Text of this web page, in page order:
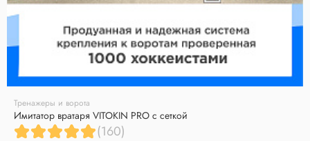
Тренажеры и ворота
Имитатор вратаря VITOKIN PRO с сеткой
(160)